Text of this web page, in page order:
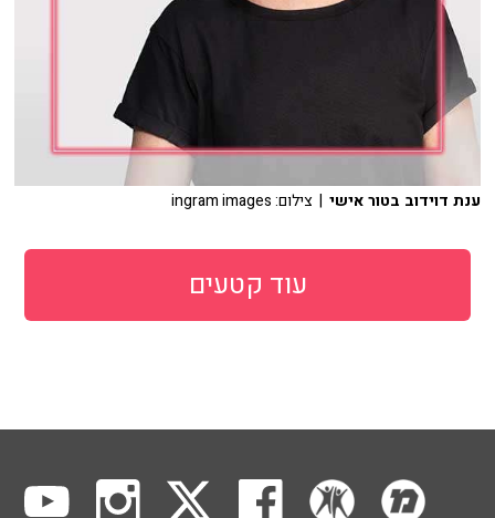
ענת דוידוב בטור אישי | צילום: ingram images
עוד קטעים